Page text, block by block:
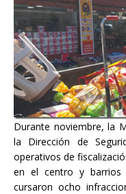
Durante noviembre, la
la Dirección de
operativos de
en el centro y barrios
cursaron ocho